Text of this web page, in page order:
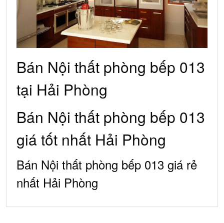
Bán Nội thất phòng bếp 013
tại Hải Phòng
Bán Nội thất phòng bếp 013
giá tốt nhất Hải Phòng
Bán Nội thất phòng bếp 013 giá rẻ
nhất Hải Phòng